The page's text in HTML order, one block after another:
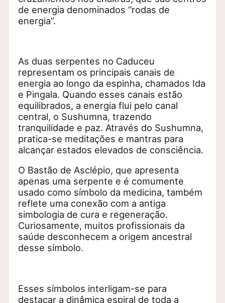
de energia denominados “rodas de
energia”.
As duas serpentes no Caduceu
representam os principais canais de
energia ao longo da espinha, chamados Ida
e Pingala. Quando esses canais estão
equilibrados, a energia flui pelo canal
central, o Sushumna, trazendo
tranquilidade e paz. Através do Sushumna,
pratica-se meditações e mantras para
alcançar estados elevados de consciência.
O Bastão de Asclépio, que apresenta
apenas uma serpente e é comumente
usado como símbolo da medicina, também
reflete uma conexão com a antiga
simbologia de cura e regeneração.
Curiosamente, muitos profissionais da
saúde desconhecem a origem ancestral
desse símbolo.
Esses símbolos interligam-se para
destacar a dinâmica espiral de toda a